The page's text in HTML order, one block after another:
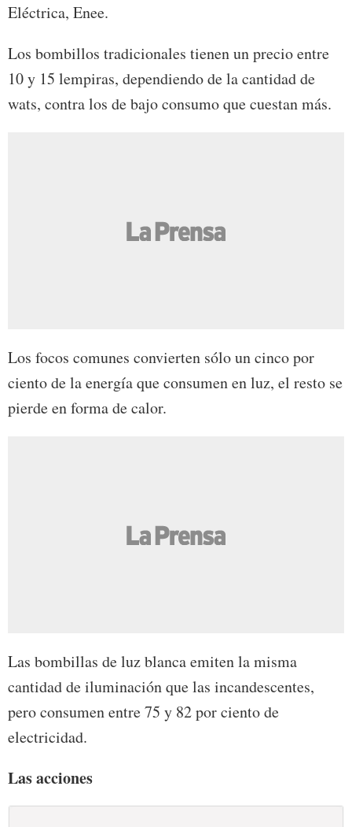
Eléctrica, Enee.
Los bombillos tradicionales tienen un precio entre
10 y 15 lempiras, dependiendo de la cantidad de
wats, contra los de bajo consumo que cuestan más.
Los focos comunes convierten sólo un cinco por
ciento de la energía que consumen en luz, el resto se
pierde en forma de calor.
Las bombillas de luz blanca emiten la misma
cantidad de iluminación que las incandescentes,
pero consumen entre 75 y 82 por ciento de
electricidad.
Las acciones